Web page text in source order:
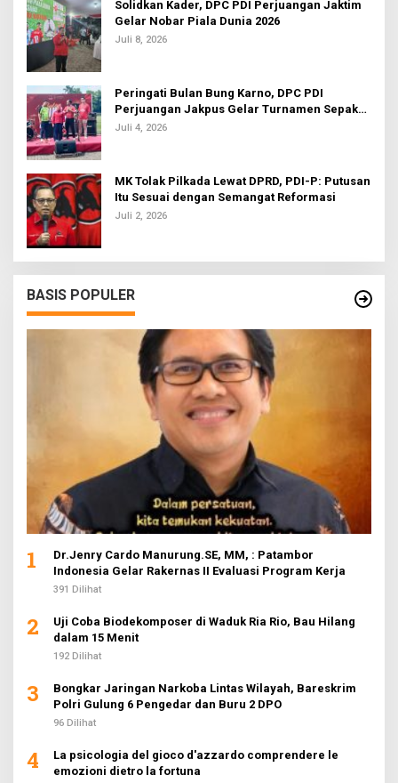
Solidkan Kader, DPC PDI Perjuangan Jaktim
Gelar Nobar Piala Dunia 2026
Juli 8, 2026
Peringati Bulan Bung Karno, DPC PDI
Perjuangan Jakpus Gelar Turnamen Sepak
Bola U-20
Juli 4, 2026
MK Tolak Pilkada Lewat DPRD, PDI-P: Putusan
Itu Sesuai dengan Semangat Reformasi
Juli 2, 2026
BASIS POPULER
1
Dr.Jenry Cardo Manurung.SE, MM, : Patambor
Indonesia Gelar Rakernas II Evaluasi Program Kerja
391 Dilihat
2
Uji Coba Biodekomposer di Waduk Ria Rio, Bau Hilang
dalam 15 Menit
192 Dilihat
3
Bongkar Jaringan Narkoba Lintas Wilayah, Bareskrim
Polri Gulung 6 Pengedar dan Buru 2 DPO
96 Dilihat
4
La psicologia del gioco d'azzardo comprendere le
emozioni dietro la fortuna